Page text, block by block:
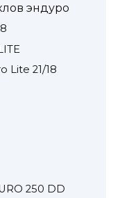
эндуро
Lite 21/18
250 DD